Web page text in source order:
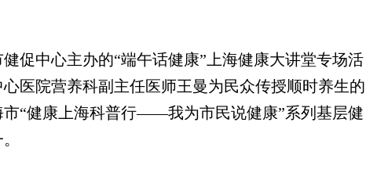
中心主办的“端午话健康”上海健康大讲堂专场活
医院营养科副主任医师王曼为民众传授顺时养生的
市“健康上海科普行——我为市民说健康”系列基层健